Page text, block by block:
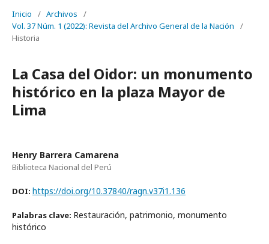
Inicio / Archivos
/
Vol. 37 Núm. 1 (2022): Revista del Archivo General de la Nación
/
Historia
La Casa del Oidor: un monumento
histórico en la plaza Mayor de
Lima
Henry Barrera Camarena
Biblioteca Nacional del Perú
DOI: https://doi.org/10.37840/ragn.v37i1.136
Palabras clave: Restauración, patrimonio, monumento
histórico